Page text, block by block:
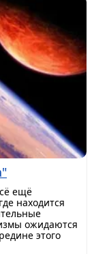
ещё
находится
ожидаются
этого